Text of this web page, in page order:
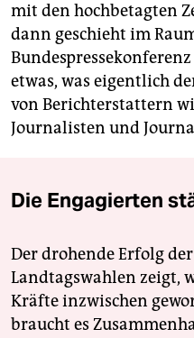
mit den hochbetagten
dann geschieht im
etwas, was eigentlich
von Berichterstattern
Journalisten und
Die Engagierten
Der drohende Erfolg
Landtagswahlen zeigt,
Kräfte inzwischen
braucht es